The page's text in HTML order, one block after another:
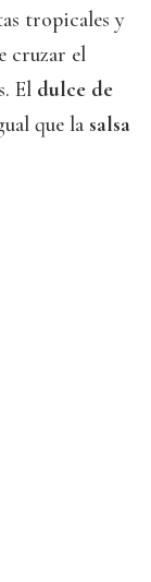
tropicales y
cruzar el
El dulce de
que la salsa